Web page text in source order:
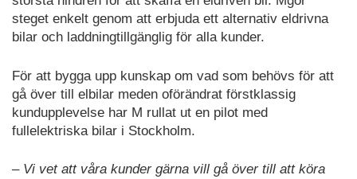
steget enkelt genom att erbjuda ett alternativ eldrivna
bilar och laddningtillgänglig för alla kunder.
För att bygga upp kunskap om vad som behövs för att
gå över till elbilar meden oförändrat förstklassig
kundupplevelse har M rullat ut en pilot med
fullelektriska bilar i Stockholm.
– Vi vet att våra kunder gärna vill gå över till att köra